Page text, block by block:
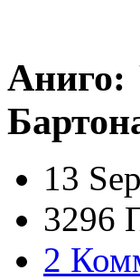
Аниго:
13
3296
2